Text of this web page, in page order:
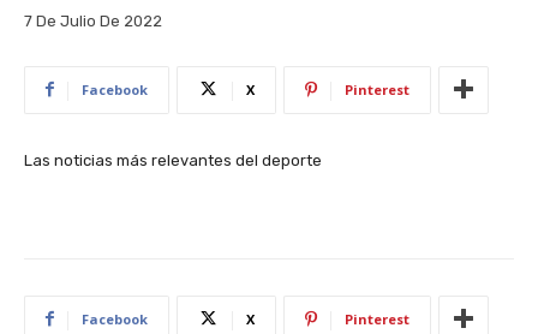
7 De Julio De 2022
Facebook X Pinterest
Las noticias más relevantes del deporte
Facebook X Pinterest